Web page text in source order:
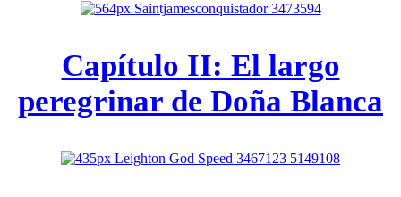
Capítulo II: El largo
peregrinar de Doña Blanca